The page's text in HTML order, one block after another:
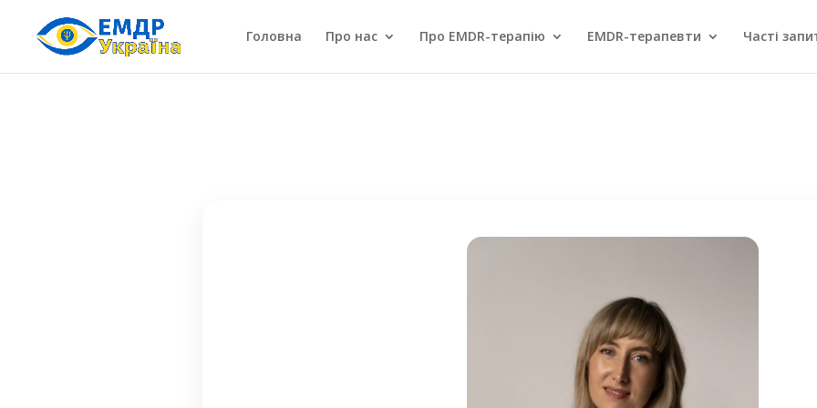
Головна Про нас Про EMDR-терапію EMDR-терапевти Часті